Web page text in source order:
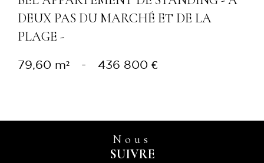
DEUX PAS DU MARCHÉ ET DE LA
PLAGE -
79,60 m² - 436 800 €
Nous
SUIVRE